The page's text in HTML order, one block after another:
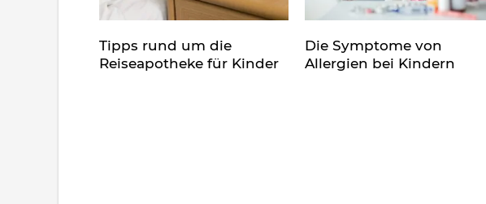
Tipps rund um die
Reiseapotheke für Kinder
Die Symptome von
Allergien bei Kindern